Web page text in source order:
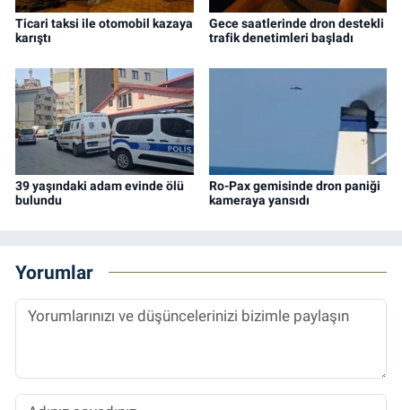
Ticari taksi ile otomobil kazaya
karıştı
Gece saatlerinde dron destekli
trafik denetimleri başladı
39 yaşındaki adam evinde ölü
bulundu
Ro-Pax gemisinde dron paniği
kameraya yansıdı
Yorumlar